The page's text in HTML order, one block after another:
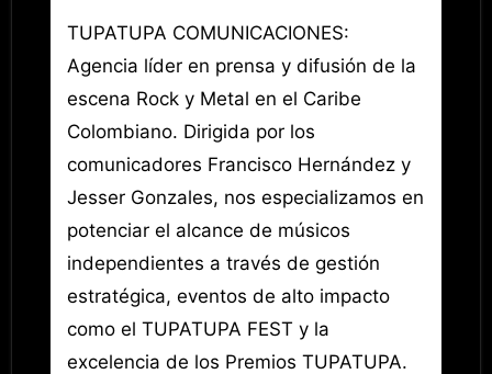
TUPATUPA COMUNICACIONES:
Agencia líder en prensa y difusión de la
escena Rock y Metal en el Caribe
Colombiano. Dirigida por los
comunicadores Francisco Hernández y
Jesser Gonzales, nos especializamos en
potenciar el alcance de músicos
independientes a través de gestión
estratégica, eventos de alto impacto
como el TUPATUPA FEST y la
excelencia de los Premios TUPATUPA.